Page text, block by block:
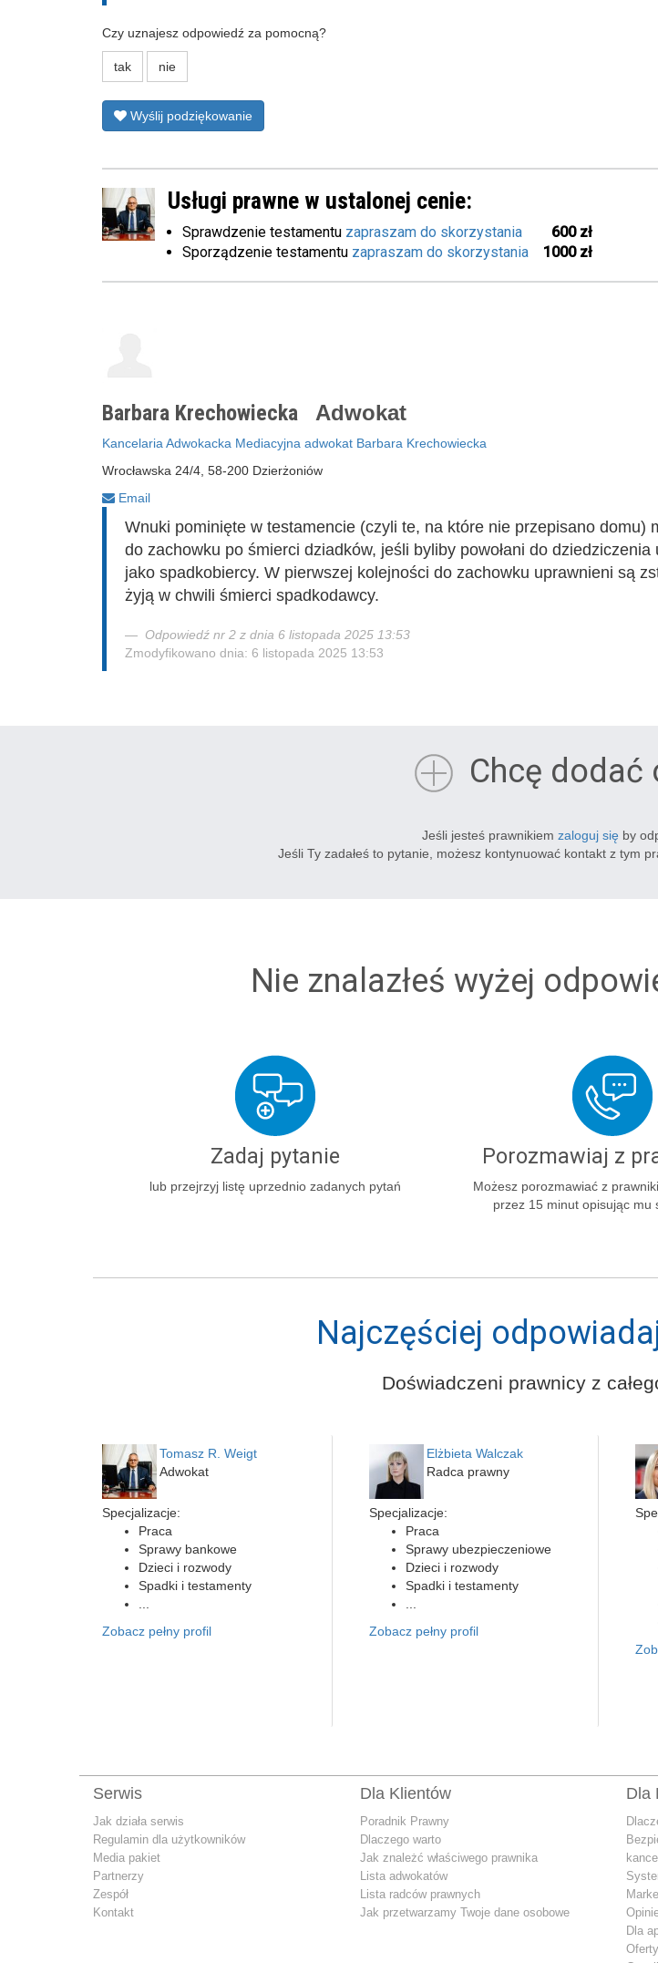
Czy uznajesz odpowiedź za pomocną?
tak nie
Wyślij podziękowanie
Usługi prawne w ustalonej cenie:
Sprawdzenie testamentu 600 zł
zapraszam do skorzystania
Sporządzenie testamentu
1000 zł
zapraszam do skorzystania
Barbara Krechowiecka Adwokat
Kancelaria Adwokacka Mediacyjna adwokat Barbara Krechowiecka
Wrocławska 24/4, 58-200 Dzierżoniów
Email
Wnuki pominięte w testamencie (czyli te, na które nie przepisano domu)
do zachowku po śmierci dziadków, jeśli byliby powołani do dziedziczenia
jako spadkobiercy. W pierwszej kolejności do zachowku uprawnieni są
żyją w chwili śmierci spadkodawcy.
Odpowiedź nr 2 z dnia 6 listopada 2025 13:53
Zmodyfikowano dnia: 6 listopada 2025 13:53
Chcę dodać
Jeśli jesteś prawnikiem zaloguj się by
Jeśli Ty zadałeś to pytanie, możesz kontynuować kontakt z tym
Nie znalazłeś wyżej
Zadaj pytanie
lub przejrzyj listę uprzednio zadanych pytań
Porozmawiaj z
Możesz porozmawiać z
przez 15 minut opisując mu
Najczęściej
Doświadczeni prawnicy z
Tomasz R. Weigt
Adwokat
Specjalizacje:
Praca
Sprawy bankowe
Dzieci i rozwody
Spadki i testamenty
Zobacz pełny profil
Elżbieta Walczak
Radca prawny
Specjalizacje:
Praca
Sprawy ubezpieczeniowe
Dzieci i rozwody
Spadki i testamenty
Zobacz pełny profil
Serwis
Jak działa serwis
Regulamin dla użytkowników
Media pakiet
Partnerzy
Zespół
Kontakt
Dla Klientów
Poradnik Prawny
Dlaczego warto
Jak znależć właściwego prawnika
Lista adwokatów
Lista radców prawnych
Jak przetwarzamy Twoje dane osobowe
Dla
Dla